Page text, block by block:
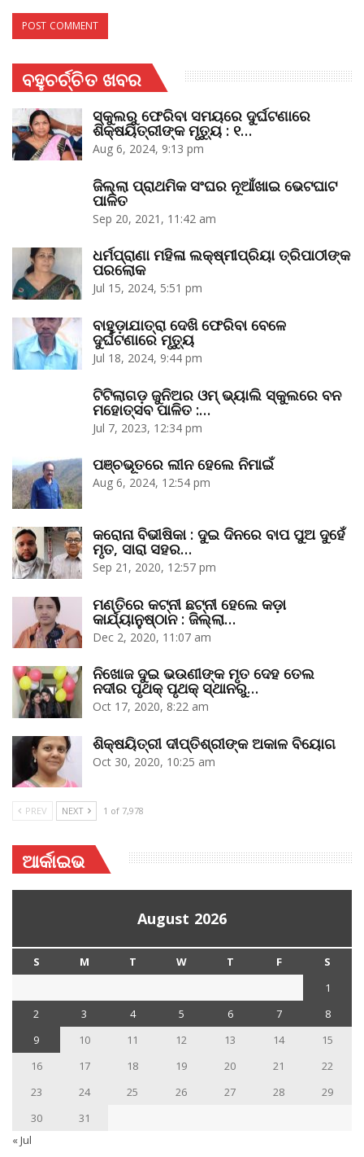
ବହୁଚର୍ଚ୍ଚିତ ଖବର
ସ୍କୁଲରୁ ଫେରିବା ସମୟରେ ଦୁର୍ଘଟଣାରେ
ଶିକ୍ଷୟିତ୍ରୀଙ୍କ ମୃତ୍ୟୁ : ୧…
Aug 6, 2024, 9:13 pm
ଜିଲ୍ଲା ପ୍ରାଥମିକ ସଂଘର ନୂଆଁଖାଇ ଭେଟଘାଟ
ପାଳିତ
Sep 20, 2021, 11:42 am
ଧର୍ମପ୍ରାଣା ମହିଳା ଲକ୍ଷ୍ମୀପ୍ରିୟା ତ୍ରିପାଠୀଙ୍କ
ପରଲୋକ
Jul 15, 2024, 5:51 pm
ବାହୁଡ଼ାଯାତ୍ରା ଦେଖି ଫେରିବା ବେଳେ
ଦୁର୍ଘଟଣାରେ ମୃତ୍ୟୁ
Jul 18, 2024, 9:44 pm
ଟିଟିଲାଗଡ଼ ଜୁନିଅର ଓମ୍‌ ଭ୍ୟାଲି ସ୍କୁଲରେ ବନ
ମହୋତ୍ସବ ପାଳିତ :…
Jul 7, 2023, 12:34 pm
ପଞ୍ଚଭୂତରେ ଲୀନ ହେଲେ ନିମାଇଁ
Aug 6, 2024, 12:54 pm
କରୋନା ବିଭୀଷିକା : ଦୁଇ ଦିନରେ ବାପ ପୁଅ ଦୁହେଁ
ମୃତ, ସାରା ସହର…
Sep 21, 2020, 12:57 pm
ମଣ୍ତିରେ କଟ୍‌ନୀ ଛଟ୍‌ନୀ ହେଲେ କଡ଼ା
କାର୍ଯ୍ୟାନୁଷ୍ଠାନ : ଜିଲ୍ଲା…
Dec 2, 2020, 11:07 am
ନିଖୋଜ ଦୁଇ ଭଉଣୀଙ୍କ ମୃତ ଦେହ ତେଲ
ନଦୀର ପୃଥକ୍‌ ପୃଥକ୍‌ ସ୍ଥାନରୁ…
Oct 17, 2020, 8:22 am
ଶିକ୍ଷୟିତ୍ରୀ ଦୀପ୍ତିଶ୍ରୀଙ୍କ ଅକାଳ ବିୟୋଗ
Oct 30, 2020, 10:25 am
PREV NEXT 1 of 7,978
ଆର୍କାଇଭ
August 2026
S M T W T F
S
1
2
3 4 5 6 7
8
9
10 11 12 13 14
15
16
17 18 19 20 21
22
23
24 25 26 27 28
29
30
31
« Jul